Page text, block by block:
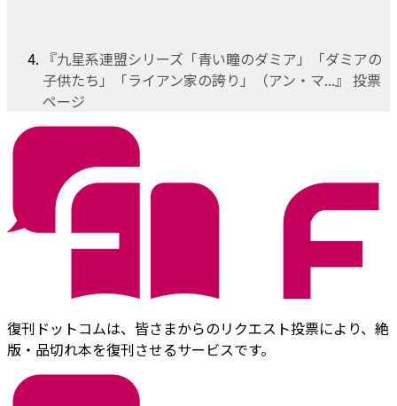
『九星系連盟シリーズ「青い瞳のダミア」「ダミアの
子供たち」「ライアン家の誇り」（アン・マ...』 投票
ページ
復刊ドットコムは、皆さまからのリクエスト投票により、絶
版・品切れ本を復刊させるサービスです。